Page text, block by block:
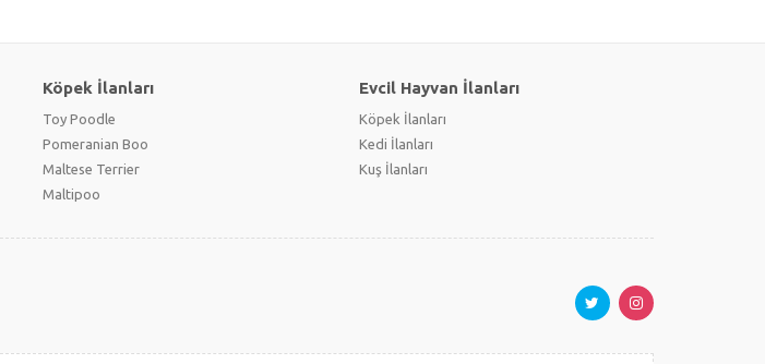
Köpek İlanları
Toy Poodle
Pomeranian Boo
Maltese Terrier
Maltipoo
Evcil Hayvan İlanları
Köpek İlanları
Kedi İlanları
Kuş İlanları